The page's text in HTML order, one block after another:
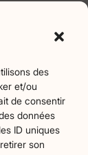
des
et/ou
de consentir
données
ID uniques
son
22
61
174
75 Santé